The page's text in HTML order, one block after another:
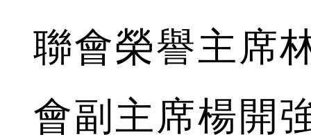
聯會榮譽主席
會副主席楊開